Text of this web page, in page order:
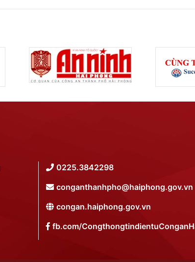
0225.3842298
conganthanhpho@haiphong.gov.vn
congan.haiphong.gov.vn
fb.com/